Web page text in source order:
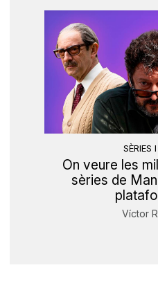
SÈRIES I
On veure les
sèries de
Víctor